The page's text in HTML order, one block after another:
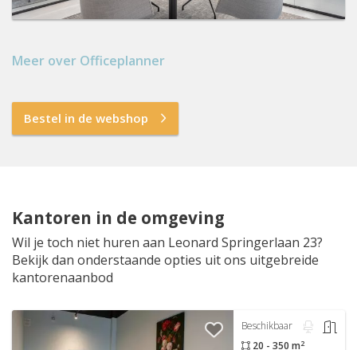
Meer over Officeplanner
Bestel in de webshop
Kantoren in de omgeving
Wil je toch niet huren aan Leonard Springerlaan 23?
Bekijk dan onderstaande opties uit ons uitgebreide
kantorenaanbod
Beschikbaar
20 - 350 m2